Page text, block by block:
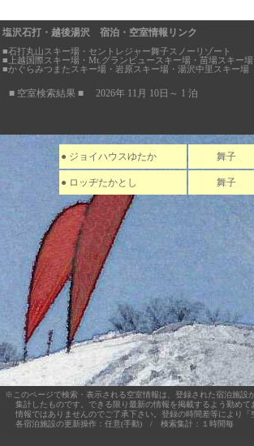
塩沢石打・越後湯沢 宿泊・空室情報リンク
■石打丸山スキー場・セントレジャー舞子スノーリゾート
■上越国際スキー場・Mt.グランビュースキー場・苗場スキー場
■かぐらみつまたスキー場・岩原スキー場・湯沢中里スキー場
■ 空室検索結果 ■ 2026年 11月 10日～ 1 泊
● ジョイハウスゆたか 舞子
● ロッヂたかとし 舞子
※このページで検索・表示される空室情報は、登録された宿泊施設
集計したものです。できる限り最新の情報を掲載するよう勤めて
情報ではありませんのでご了承下さい。登録の時間差等により「
各宿泊施設の更新操作：任意(手動) / 検索集計：１時間毎